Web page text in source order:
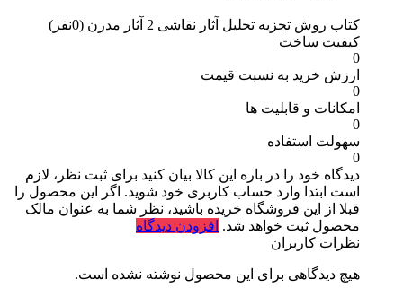
کتاب روش تجزیه تحلیل آثار نقاشی 2 آثار مدرن
(0نفر)
کیفیت ساخت
0
ارزش خرید به نسبت قیمت
0
امکانات و قابلیت ها
0
سهولت استفاده
0
دیدگاه خود را در باره این کالا بیان کنید برای ثبت نظر، لازم
است ابتدا وارد حساب کاربری خود شوید. اگر این محصول را
قبلا از این فروشگاه خریده باشید، نظر شما به عنوان مالک
محصول ثبت خواهد شد. افزودن دیدگاه
نظرات کاربران
هیچ دیدگاهی برای این محصول نوشته نشده است.